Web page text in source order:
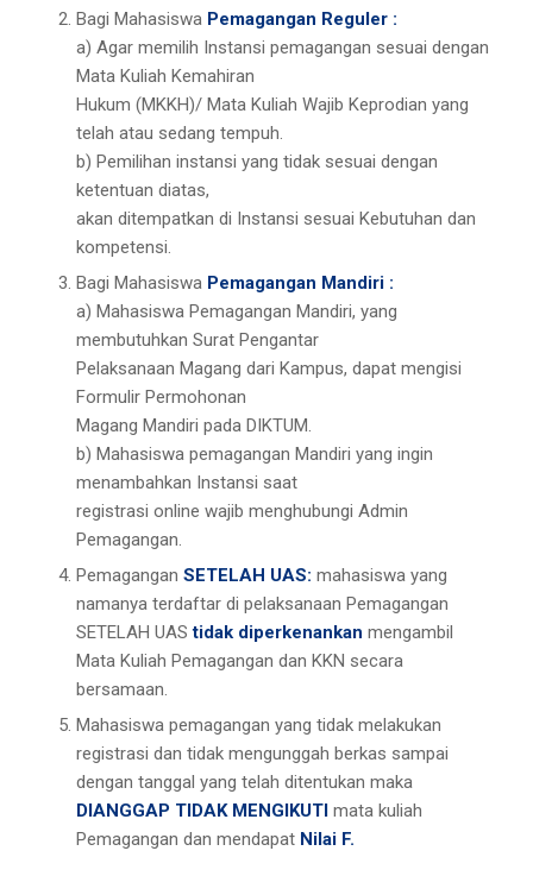
Bagi Mahasiswa Pemagangan Reguler :
a) Agar memilih Instansi pemagangan sesuai dengan
Mata Kuliah Kemahiran
Hukum (MKKH)/ Mata Kuliah Wajib Keprodian yang
telah atau sedang tempuh.
b) Pemilihan instansi yang tidak sesuai dengan
ketentuan diatas,
akan ditempatkan di Instansi sesuai Kebutuhan dan
kompetensi.
Bagi Mahasiswa Pemagangan Mandiri :
a) Mahasiswa Pemagangan Mandiri, yang
membutuhkan Surat Pengantar
Pelaksanaan Magang dari Kampus, dapat mengisi
Formulir Permohonan
Magang Mandiri pada DIKTUM.
b) Mahasiswa pemagangan Mandiri yang ingin
menambahkan Instansi saat
registrasi online wajib menghubungi Admin
Pemagangan.
Pemagangan SETELAH UAS: mahasiswa yang
namanya terdaftar di pelaksanaan Pemagangan
SETELAH UAS tidak diperkenankan mengambil
Mata Kuliah Pemagangan dan KKN secara
bersamaan.
Mahasiswa pemagangan yang tidak melakukan
registrasi dan tidak mengunggah berkas sampai
dengan tanggal yang telah ditentukan maka
DIANGGAP TIDAK MENGIKUTImata kuliah
Pemagangan dan mendapatNilai F.